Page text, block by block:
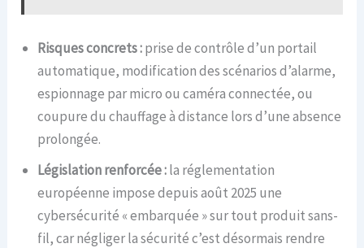
Risques concrets :prise de contrôle d’un portail
automatique, modification des scénarios d’alarme,
espionnage par micro ou caméra connectée, ou
coupure du chauffage à distance lors d’une absence
prolongée.
Législation renforcée :la réglementation
européenne impose depuis août 2025 une
cybersécurité « embarquée » sur tout produit sans-
fil, car négliger la sécurité c’est désormais rendre